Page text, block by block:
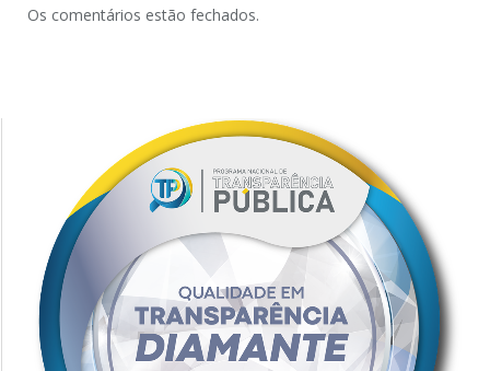
Os comentários estão fechados.